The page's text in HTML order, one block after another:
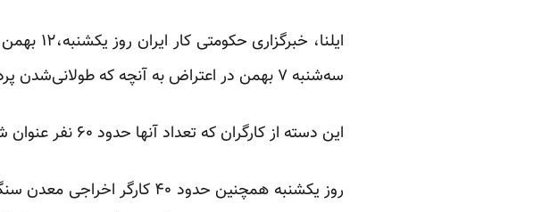
ایلنا، خبرگزاری حکومتی کار ایران روز یکشنبه،۱۲ بهمن ماه،
سه‌شنبه ۷ بهمن در اعتراض به آنچه که طولانی‌شدن پرداخت مطالبات مزدی‌شان عنوان شده، دست از کار کشیده‌اند.
این دسته از کارگران که تعداد آنها حدود ۶۰ نفر عنوان شده امروز، دوشنبه وارد ششمین روز اعتراض خود می‌شوند.
روز یکشنبه همچنین حدود ۴۰